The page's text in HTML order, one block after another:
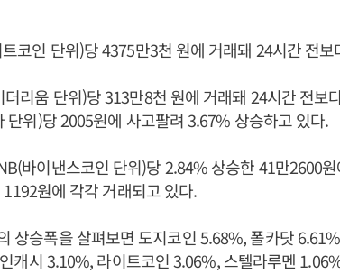
코인 단위)당 4375만3천 원에 거래돼 24시간 전
리움 단위)당 313만8천 원에 거래돼 24시간 전보
단위)당 2005원에 사고팔려 3.67% 상승하고 있다.
바이낸스코인 단위)당 2.84% 상승한 41만2600
원에 각각 거래되고 있다.
상승폭을 살펴보면 도지코인 5.68%, 폴카닷
캐시 3.10%, 라이트코인 3.06%, 스텔라루멘